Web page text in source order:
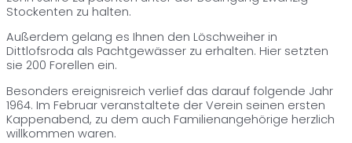
Stockenten zu halten.
Außerdem gelang es Ihnen den Löschweiher in
Dittlofsroda als Pachtgewässer zu erhalten. Hier setzten
sie 200 Forellen ein.
Besonders ereignisreich verlief das darauf folgende Jahr
1964. Im Februar veranstaltete der Verein seinen ersten
Kappenabend, zu dem auch Familienangehörige herzlich
willkommen waren.